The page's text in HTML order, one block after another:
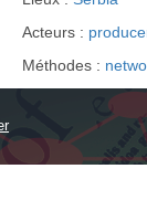
Acteurs :
Méthodes :